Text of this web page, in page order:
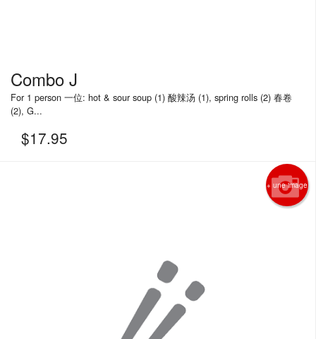
Combo J
For 1 person 一位: hot & sour soup (1) 酸辣汤 (1), spring rolls (2) 春卷
(2), G...
$17.95
+ une image